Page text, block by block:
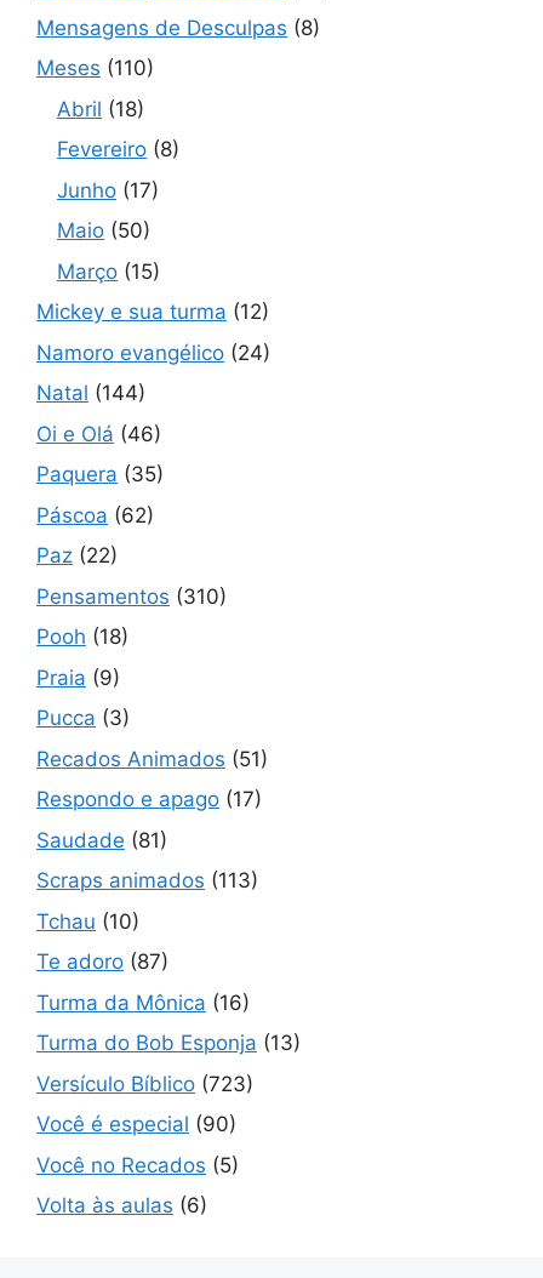
Mensagens de Desculpas (8)
Meses (110)
Abril (18)
Fevereiro (8)
Junho (17)
Maio (50)
Março (15)
Mickey e sua turma (12)
Namoro evangélico (24)
Natal (144)
Oi e Olá (46)
Paquera (35)
Páscoa (62)
Paz (22)
Pensamentos (310)
Pooh (18)
Praia (9)
Pucca (3)
Recados Animados (51)
Respondo e apago (17)
Saudade (81)
Scraps animados (113)
Tchau (10)
Te adoro (87)
Turma da Mônica (16)
Turma do Bob Esponja (13)
Versículo Bíblico (723)
Você é especial (90)
Você no Recados (5)
Volta às aulas (6)